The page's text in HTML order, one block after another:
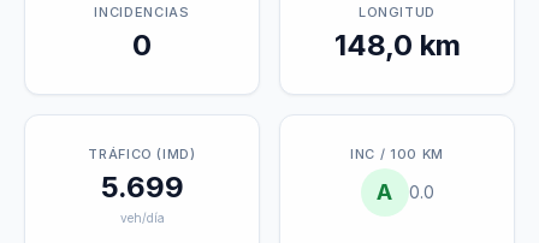
INCIDENCIAS
0
LONGITUD
148,0 km
TRÁFICO (IMD)
5.699
veh/día
INC / 100 KM
A 0.0